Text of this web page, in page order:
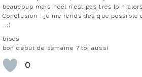
beaucoup mais noël n’est pas très loin
Conclusion : je me rends dès que possible
..;)
bises
bon début de semaine ? toi aussi
0